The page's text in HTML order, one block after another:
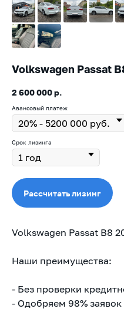
Volkswagen Passat
2 600 000р.
Авансовый платеж
Срок лизинга
Рассчитать лизинг
Volkswagen Passat B8
Наши преимущества:
- Без проверки
- Одобряем 98% заявок